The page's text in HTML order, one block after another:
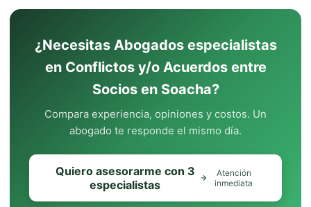
¿Necesitas Abogados especialistas
en Conflictos y/o Acuerdos entre
Socios en Soacha?
Compara experiencia, opiniones y costos. Un
abogado te responde el mismo día.
Quiero asesorarme con 3
especialistas
Atención
inmediata